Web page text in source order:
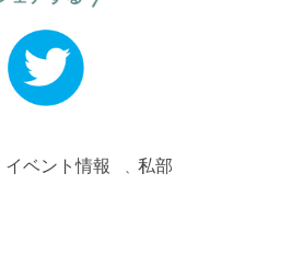
イベント情報 、 私部